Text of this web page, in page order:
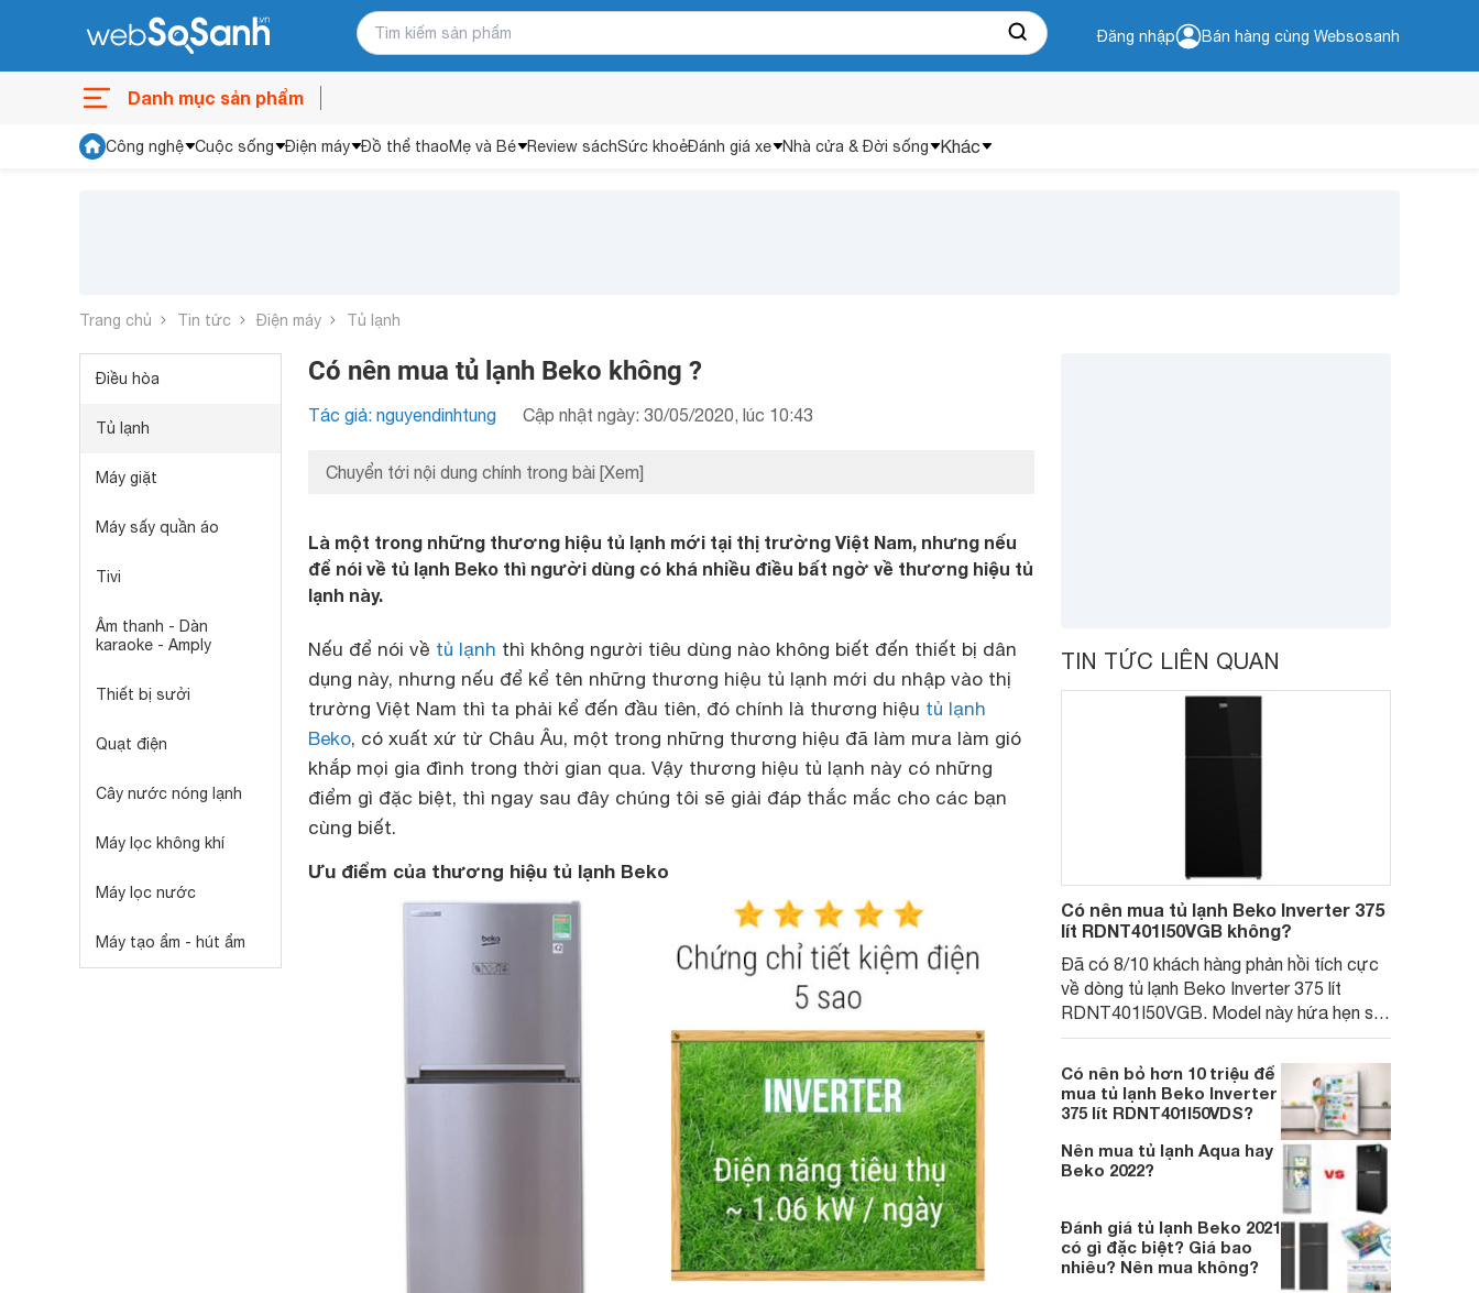
Đăng nhập Bán hàng cùng Websosanh
Danh mục sản phẩm
Công nghệ Cuộc sống Điện máy Đồ thể thaoMẹ và Bé Review sáchSức khoẻĐánh giá xe Nhà cửa & Đời sống Khác
Trang chủ Tin tức Điện máy Tủ lạnh
Điều hòa
Tủ lạnh
Máy giặt
Máy sấy quần áo
Tivi
Âm thanh - Dàn
karaoke - Amply
Thiết bị sưởi
Quạt điện
Cây nước nóng lạnh
Máy lọc không khí
Máy lọc nước
Máy tạo ẩm - hút ẩm
Có nên mua tủ lạnh Beko không ?
Tác giả: nguyendinhtung Cập nhật ngày: 30/05/2020, lúc 10:43
Chuyển tới nội dung chính trong bài [Xem]
Là một trong những thương hiệu tủ lạnh mới tại thị trường Việt Nam, nhưng nếu
để nói về tủ lạnh Beko thì người dùng có khá nhiều điều bất ngờ về thương hiệu tủ
lạnh này.
Nếu để nói về tủ lạnh thì không người tiêu dùng nào không biết đến thiết bị dân
dụng này, nhưng nếu để kể tên những thương hiệu tủ lạnh mới du nhập vào thị
trường Việt Nam thì ta phải kể đến đầu tiên, đó chính là thương hiệu tủ lạnh
Beko, có xuất xứ từ Châu Âu, một trong những thương hiệu đã làm mưa làm gió
khắp mọi gia đình trong thời gian qua. Vậy thương hiệu tủ lạnh này có những
điểm gì đặc biệt, thì ngay sau đây chúng tôi sẽ giải đáp thắc mắc cho các bạn
cùng biết.
Ưu điểm của thương hiệu tủ lạnh Beko
TIN TỨC LIÊN QUAN
Có nên mua tủ lạnh Beko Inverter 375
lít RDNT401I50VGB không?
Đã có 8/10 khách hàng phản hồi tích cực
về dòng tủ lạnh Beko Inverter 375 lít
RDNT401I50VGB. Model này hứa hẹn sẽ
là một thiết bị gia dụng lý tưởng giúp bạn
bảo quản thực phẩm tốt nhất!
Có nên bỏ hơn 10 triệu để
mua tủ lạnh Beko Inverter
375 lít RDNT401I50VDS?
Nên mua tủ lạnh Aqua hay
Beko 2022?
Đánh giá tủ lạnh Beko 2021
có gì đặc biệt? Giá bao
nhiêu? Nên mua không?